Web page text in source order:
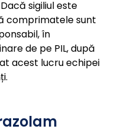
sigiliul este
comprimatele sunt
în
de pe PIL, după
acest lucru echipei